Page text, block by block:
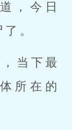
，今日
。
当下最
所在的